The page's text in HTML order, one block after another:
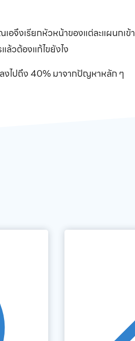
จึงเรียกหัวหน้าของแต่ละแผนกเข้า
วต้องแก้ไขยังไง
งไปถึง 40% มาจากปัญหาหลัก ๆ